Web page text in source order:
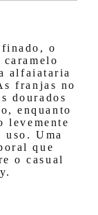
o
alfaiataria
franjas no
dourados
enquanto
levemente
Uma
que
o casual